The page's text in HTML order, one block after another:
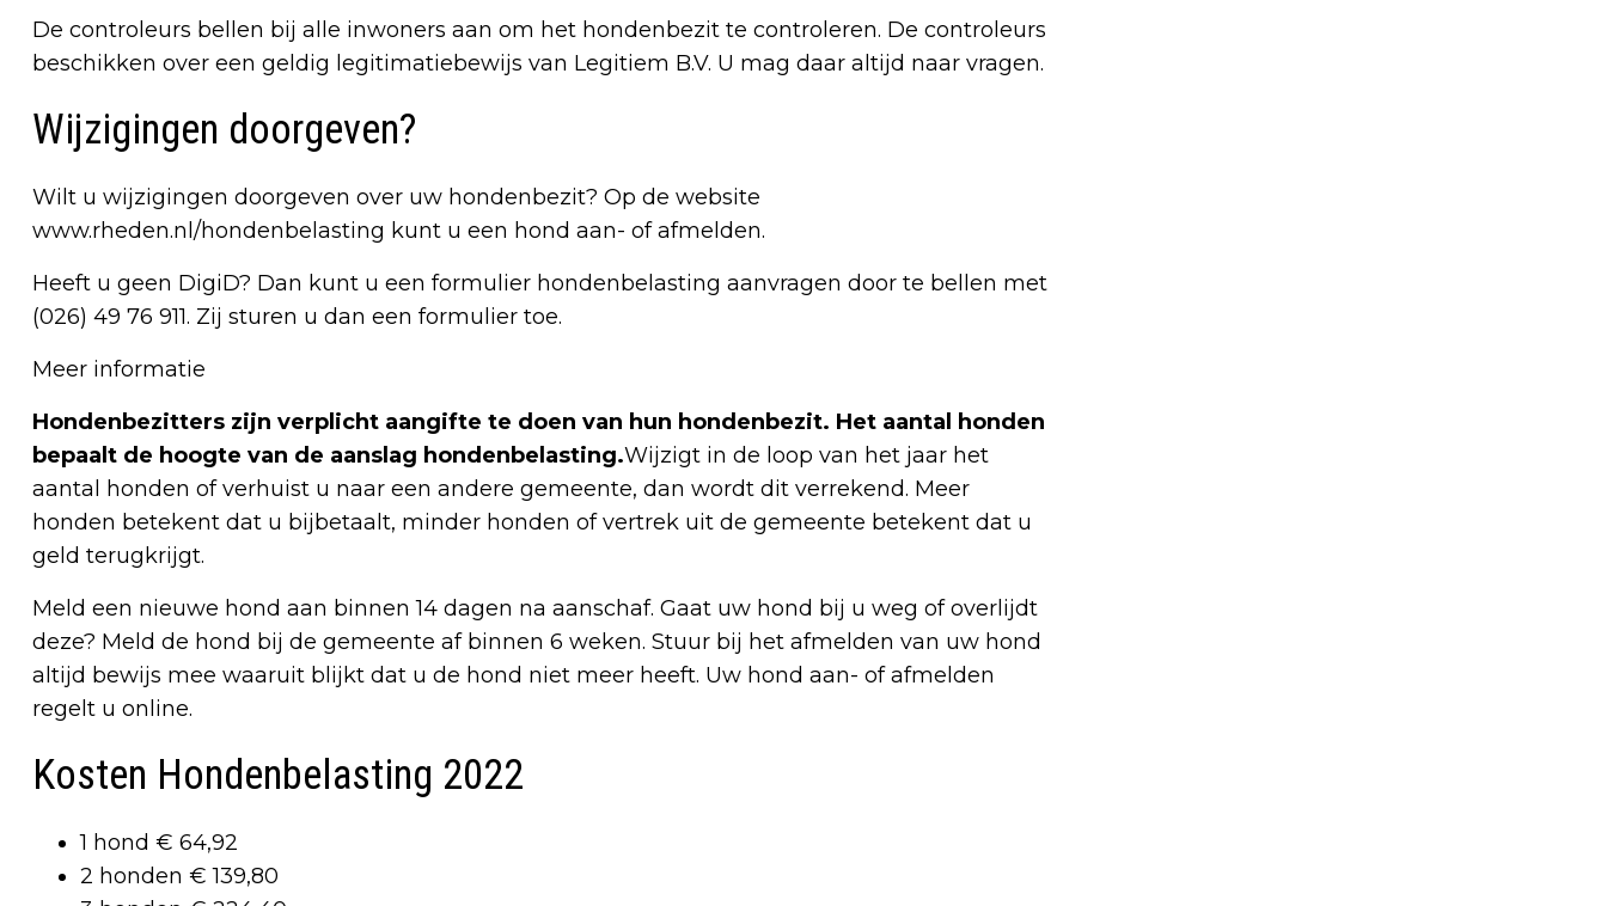
De controleurs bellen bij alle inwoners aan om het hondenbezit te controleren. De controleurs
beschikken over een geldig legitimatiebewijs van Legitiem B.V. U mag daar altijd naar vragen.
Wijzigingen doorgeven?
Wilt u wijzigingen doorgeven over uw hondenbezit? Op de website
www.rheden.nl/hondenbelasting kunt u een hond aan- of afmelden.
Heeft u geen DigiD? Dan kunt u een formulier hondenbelasting aanvragen door te bellen met
(026) 49 76 911. Zij sturen u dan een formulier toe.
Meer informatie
Hondenbezitters zijn verplicht aangifte te doen van hun hondenbezit. Het aantal honden
bepaalt de hoogte van de aanslag hondenbelasting.Wijzigt in de loop van het jaar het
aantal honden of verhuist u naar een andere gemeente, dan wordt dit verrekend. Meer
honden betekent dat u bijbetaalt, minder honden of vertrek uit de gemeente betekent dat u
geld terugkrijgt.
Meld een nieuwe hond aan binnen 14 dagen na aanschaf. Gaat uw hond bij u weg of overlijdt
deze? Meld de hond bij de gemeente af binnen 6 weken. Stuur bij het afmelden van uw hond
altijd bewijs mee waaruit blijkt dat u de hond niet meer heeft. Uw hond aan- of afmelden
regelt u online.
Kosten Hondenbelasting 2022
1 hond € 64,92
2 honden € 139,80